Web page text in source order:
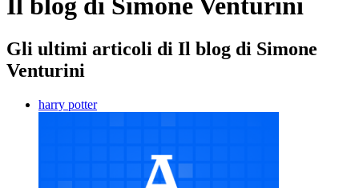
Il blog di Simone Venturini
Gli ultimi articoli di Il blog di Simone
Venturini
harry potter